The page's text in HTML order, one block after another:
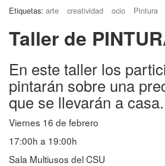
Etiquetas: arte creatividad ocio Pintura
Taller de
En este taller los
pintarán sobre una
que se llevarán a casa.
Viernes 16 de febrero
17:00h a 19:00h
Sala Multiusos del CSU